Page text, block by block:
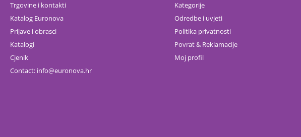
Trgovine i kontakti
Katalog Euronova
Prijave i obrasci
Katalogi
Cjenik
Contact: info euronova.hr
Kategorije
Odredbe i uvjeti
Politika privatnosti
Povrat & Reklamacije
Moj profil